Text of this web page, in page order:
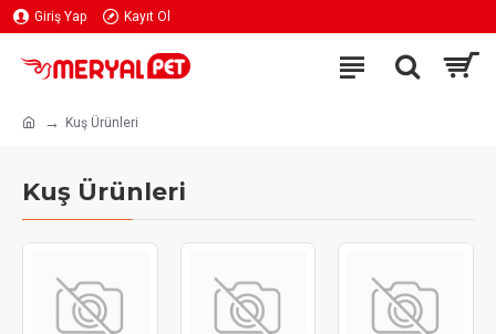
Giriş Yap Kayıt Ol
Kuş Ürünleri
Kuş Ürünleri